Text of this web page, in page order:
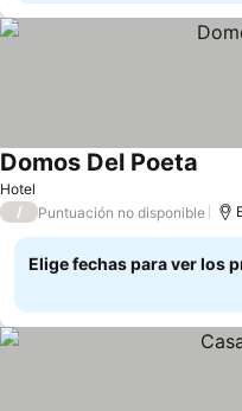
Hotel
Domos Del Poeta
/ Puntuación no disponible
Elige fechas para ver los